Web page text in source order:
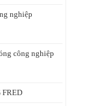
nghiệp
công nghiệp
FRED